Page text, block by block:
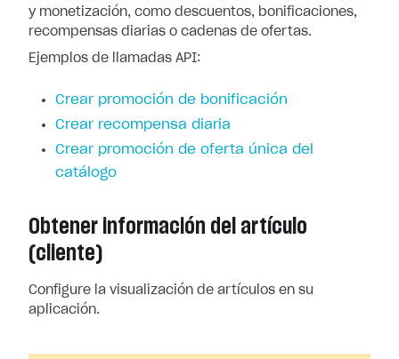
y monetización, como descuentos, bonificaciones,
recompensas diarias o cadenas de ofertas.
Ejemplos de llamadas API:
Crear promoción de bonificación
Crear recompensa diaria
Crear promoción de oferta única del
catálogo
Obtener información del artículo
(cliente)
Configure la visualización de artículos en su
aplicación.